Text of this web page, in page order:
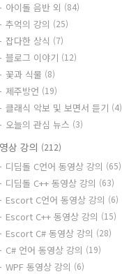
아이돌 음반 외 (84)
추억의 강의 (25)
잡다한 상식 (7)
블로그 이야기 (12)
꽃과 식물 (8)
제주방언 (19)
클래식 악보 및 보면서 듣기 (4)
오늘의 관심 뉴스 (3)
상 강의 (212)
디딤돌 C언어 동영상 강의 (65)
디딤돌 C++ 동영상 강의 (63)
Escort C언어 동영상 강의 (6)
Escort C++ 동영상 강의 (15)
Escort C# 동영상 강의 (28)
C# 언어 동영상 강의 (19)
WPF 동영상 강의 (6)